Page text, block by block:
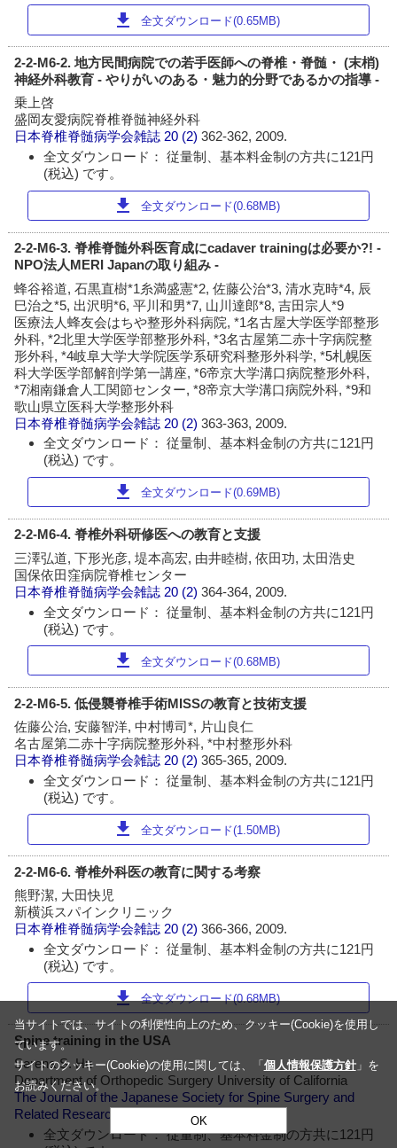
download 全文ダウンロード(0.65MB)
2-2-M6-2. 地方民間病院での若手医師への脊椎・脊髄・ (末梢)
神経外科教育 - やりがいのある・魅力的分野であるかの指導 -
乗上啓
盛岡友愛病院脊椎脊髄神経外科
日本脊椎脊髄病学会雑誌 20 (2)362-362, 2009.
全文ダウンロード： 従量制、基本料金制の方共に121円
(税込) です。
download 全文ダウンロード(0.68MB)
2-2-M6-3. 脊椎脊髄外科医育成にcadaver trainingは必要か?! -
NPO法人MERI Japanの取り組み -
蜂谷裕道, 石黒直樹*1糸満盛憲*2, 佐藤公治*3, 清水克時*4, 辰
巳治之*5, 出沢明*6, 平川和男*7, 山川達郎*8, 吉田宗人*9
医療法人蜂友会はちや整形外科病院, *1名古屋大学医学部整形
外科, *2北里大学医学部整形外科, *3名古屋第二赤十字病院整
形外科, *4岐阜大学大学院医学系研究科整形外科学, *5札幌医
科大学医学部解剖学第一講座, *6帝京大学溝口病院整形外科,
*7湘南鎌倉人工関節センター, *8帝京大学溝口病院外科, *9和
歌山県立医科大学整形外科
日本脊椎脊髄病学会雑誌 20 (2)363-363, 2009.
全文ダウンロード： 従量制、基本料金制の方共に121円
(税込) です。
download 全文ダウンロード(0.69MB)
2-2-M6-4. 脊椎外科研修医への教育と支援
三澤弘道, 下形光彦, 堤本高宏, 由井睦樹, 依田功, 太田浩史
国保依田窪病院脊椎センター
日本脊椎脊髄病学会雑誌 20 (2)364-364, 2009.
全文ダウンロード： 従量制、基本料金制の方共に121円
(税込) です。
download 全文ダウンロード(0.68MB)
2-2-M6-5. 低侵襲脊椎手術MISSの教育と技術支援
佐藤公治, 安藤智洋, 中村博司*, 片山良仁
名古屋第二赤十字病院整形外科, *中村整形外科
日本脊椎脊髄病学会雑誌 20 (2)365-365, 2009.
全文ダウンロード： 従量制、基本料金制の方共に121円
(税込) です。
download 全文ダウンロード(1.50MB)
2-2-M6-6. 脊椎外科医の教育に関する考察
熊野潔, 大田快児
新横浜スパインクリニック
日本脊椎脊髄病学会雑誌 20 (2)366-366, 2009.
全文ダウンロード： 従量制、基本料金制の方共に121円
(税込) です。
download 全文ダウンロード(0.68MB)
Spine training in the USA
Serena S. Hu
Department of Orthopedic Surgery University of California
The Journal of the Japanese Society for Spine Surgery and
Related Research
367-367, 2009.
全文ダウンロード： 従量制、基本料金制の方共に121円
当サイトでは、サイトの利便性向上のため、クッキー(Cookie)を使用し
ています。
サイトのクッキー(Cookie)の使用に関しては、「 個人情報保護方針」を
お読みください。
OK